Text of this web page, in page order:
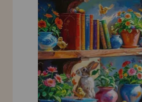
INFORMACIÓN
955 333 133
info@casadelpuzzle.com